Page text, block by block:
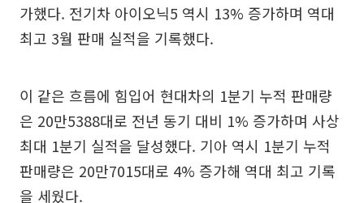
가했다. 전기차 아이오닉5 역시 13% 증가하며 역대
최고 3월 판매 실적을 기록했다.
이 같은 흐름에 힘입어 현대차의 1분기 누적 판매량
은 20만5388대로 전년 동기 대비 1% 증가하며 사상
최대 1분기 실적을 달성했다. 기아 역시 1분기 누적
판매량은 20만7015대로 4% 증가해 역대 최고 기록
을 세웠다.